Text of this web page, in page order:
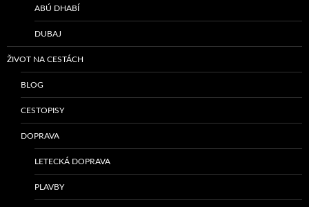
ABÚ DHABÍ
DUBAJ
ŽIVOT NA CESTÁCH
BLOG
CESTOPISY
DOPRAVA
LETECKÁ DOPRAVA
PLAVBY